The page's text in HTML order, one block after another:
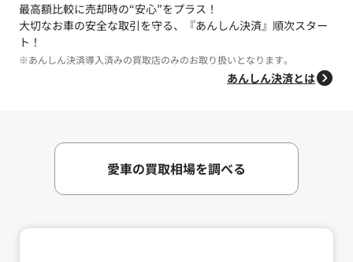
最高額比較に売却時の“安心”をプラス！
大切なお車の安全な取引を守る、『あんしん決済』順次スター
ト！
※あんしん決済導入済みの買取店のみのお取り扱いとなります。
あんしん決済とは
愛車の買取相場を調べる